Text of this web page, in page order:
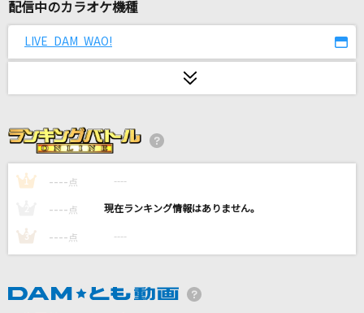
キミがいれば
伊織
ニホンノミカタ-ネバダカラキマシタ-
[生音]楓
スピッツ
Death Game Holic
(CV.小野友樹)
Juice=Juice
配信中のカラオケ機種
LIVE DAM WAO!
1 ---- 点 ----
---- 点 ----
3 ---- 点 ----